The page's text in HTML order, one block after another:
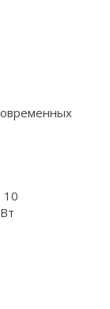
10